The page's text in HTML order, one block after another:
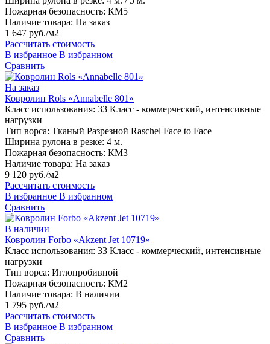
Пожарная безопасность: КМ5
Наличие товара: На заказ
1 647 руб./м2
Рассчитать стоимость
В избранное В избранном
Сравнить
На заказ
Ковролин Rols «Annabelle 801»
Класс использования: 33 Класс - коммерческий, интенсивные
нагрузки
Тип ворса: Тканый Разрезной Raschel Face to Face
Ширина рулона в резке: 4 м.
Пожарная безопасность: КМ3
Наличие товара: На заказ
9 120 руб./м2
Рассчитать стоимость
В избранное В избранном
Сравнить
В наличии
Ковролин Forbo «Akzent Jet 10719»
Класс использования: 33 Класс - коммерческий, интенсивные
нагрузки
Тип ворса: Иглопробивной
Пожарная безопасность: КМ2
Наличие товара: В наличии
1 795 руб./м2
Рассчитать стоимость
В избранное В избранном
Сравнить